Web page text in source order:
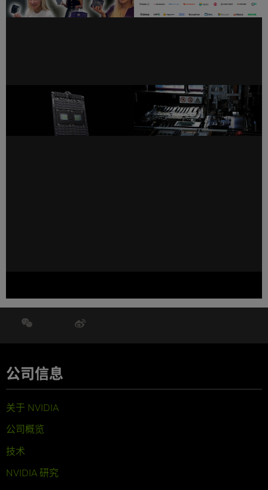
AI
保障发展
NVIDIA 利用 Vera CPU 加速
下一代 CPU 与 GPU 设计
NVIDIA 扩展 Agent Toolkit，
集成 PhysicsNeMo 与 CUDA-
X 库，重塑全球工程、设计与
制造方式
公司信息
关于 NVIDIA
公司概览
技术
NVIDIA 研究